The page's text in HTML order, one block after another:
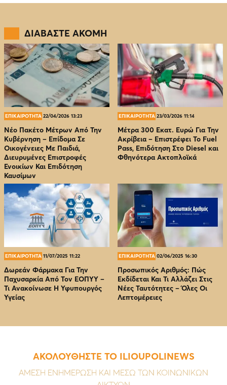
ΔΙΑΒΑΣΤΕ ΑΚΟΜΗ
ΕΠΙΚΑΙΡΟΤΗΤΑ 22/04/2026 13:23
Νέο Πακέτο Μέτρων Από Την
Κυβέρνηση – Επίδομα Σε
Οικογένειες Με Παιδιά,
Διευρυμένες Επιστροφές
Ενοικίων Και Επιδότηση
Καυσίμων
ΕΠΙΚΑΙΡΟΤΗΤΑ 23/03/2026 11:14
Μέτρα 300 Εκατ. Ευρώ Για Την
Ακρίβεια – Επιστρέφει Το Fuel
Pass, Επιδότηση Στο Diesel και
Φθηνότερα Ακτοπλοϊκά
ΕΠΙΚΑΙΡΟΤΗΤΑ 11/07/2025 11:22
Δωρεάν Φάρμακα Για Την
Παχυσαρκία Από Τον EOΠΥΥ –
Τι Ανακοίνωσε Η Υφυπουργός
Υγείας
ΕΠΙΚΑΙΡΟΤΗΤΑ 02/06/2025 16:30
Προσωπικός Αριθμός: Πώς
Εκδίδεται Και Τι Αλλάζει Στις
Νέες Ταυτότητες – Όλες Οι
Λεπτομέρειες
ΑΚΟΛΟΥΘΗΣΤΕ ΤΟ ILIOUPOLINEWS
ΑΜΕΣΗ ΕΝΗΜΕΡΩΣΗ ΚΑΙ ΜΕΣΩ ΤΩΝ ΚΟΙΝΩΝΙΚΩΝ